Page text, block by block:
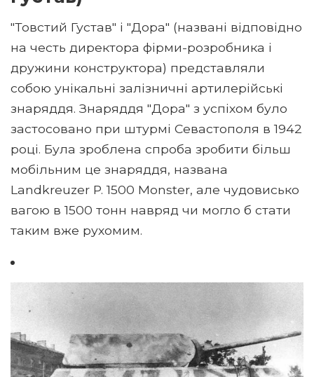
"Товстий Густав" і "Дора" (названі відповідно
на честь директора фірми-розробника і
дружини конструктора) представляли
собою унікальні залізничні артилерійські
знаряддя. Знаряддя "Дора" з успіхом було
застосовано при штурмі Севастополя в 1942
році. Була зроблена спроба зробити більш
мобільним це знаряддя, названа
Landkreuzer P. 1500 Monster, але чудовисько
вагою в 1500 тонн навряд чи могло б стати
таким вже рухомим.